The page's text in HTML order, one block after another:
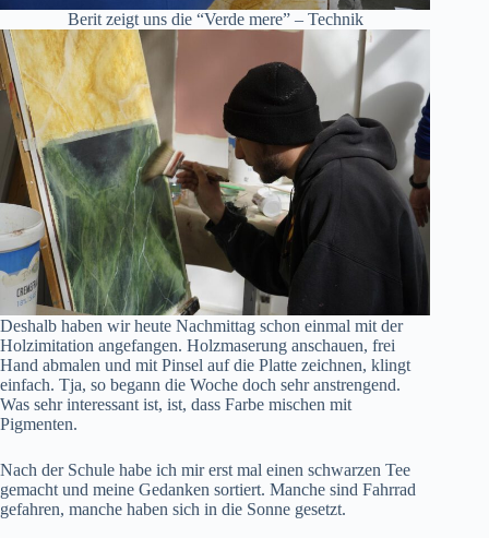
Berit zeigt uns die “Verde mere” – Technik
Deshalb haben wir heute Nachmittag schon einmal mit der
Holzimitation angefangen. Holzmaserung anschauen, frei
Hand abmalen und mit Pinsel auf die Platte zeichnen, klingt
einfach. Tja, so begann die Woche doch sehr anstrengend.
Was sehr interessant ist, ist, dass Farbe mischen mit
Pigmenten.
Nach der Schule habe ich mir erst mal einen schwarzen Tee
gemacht und meine Gedanken sortiert. Manche sind Fahrrad
gefahren, manche haben sich in die Sonne gesetzt.